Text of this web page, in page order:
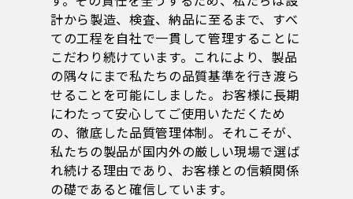
計から製造、検査、納品に至るまで、すべ
ての工程を自社で一貫して管理することに
こだわり続けています。これにより、製品
の隅々にまで私たちの品質基準を行き渡ら
せることを可能にしました。お客様に長期
にわたって安心してご使用いただくため
の、徹底した品質管理体制。それこそが、
私たちの製品が国内外の厳しい現場で選ば
れ続ける理由であり、お客様との信頼関係
の礎であると確信しています。